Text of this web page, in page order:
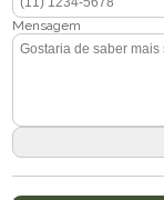
Mensagem